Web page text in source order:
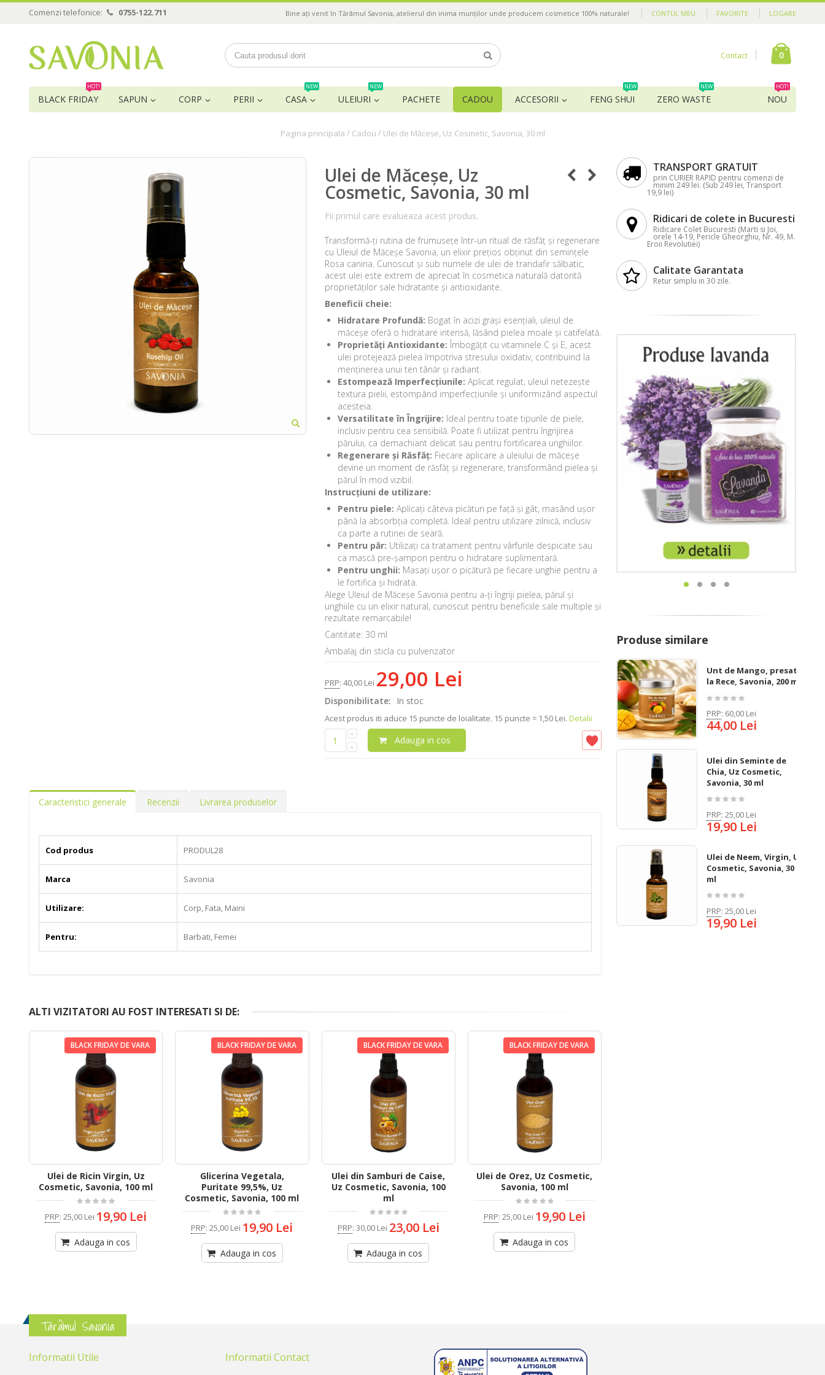
Comenzi telefonice: 0755-122.711 CONTUL MEU FAVORITE LOGARE
Bine ați venit în Tărâmul Savonia, atelierul din inima munților unde producem cosmetice 100% naturale!
Contact 0
BLACK FRIDAY
HOT!
SAPUN CORP PERII CASA
NEW
ULEIURI
NEW
PACHETE CADOU ACCESORII FENG SHUI
NEW
ZERO WASTE
NEW
NOU
HOT!
Pagina principala / Cadou / Ulei de Măceșe, Uz Cosmetic, Savonia, 30 ml
Ulei de Măceșe, Uz
Cosmetic, Savonia, 30 ml
Fii primul care evalueaza acest produs.
Transformă-ți rutina de frumusețe într-un ritual de răsfăț și regenerare
cu Uleiul de Măceșe Savonia, un elixir prețios obținut din semințele
Rosa canina. Cunoscut și sub numele de ulei de trandafir sălbatic,
acest ulei este extrem de apreciat în cosmetica naturală datorită
proprietăților sale hidratante și antioxidante.
Beneficii cheie:
Hidratare Profundă: Bogat în acizi grași esențiali, uleiul de
măceșe oferă o hidratare intensă, lăsând pielea moale și catifelată.
Proprietăți Antioxidante: Îmbogățit cu vitaminele C și E, acest
ulei protejează pielea împotriva stresului oxidativ, contribuind la
menținerea unui ten tânăr și radiant.
Estompează Imperfecțiunile: Aplicat regulat, uleiul netezește
textura pielii, estompând imperfecțiunile și uniformizând aspectul
acesteia.
Versatilitate în Îngrijire: Ideal pentru toate tipurile de piele,
inclusiv pentru cea sensibilă. Poate fi utilizat pentru îngrijirea
părului, ca demachiant delicat sau pentru fortificarea unghiilor.
Regenerare și Răsfăț: Fiecare aplicare a uleiului de măceșe
devine un moment de răsfăț și regenerare, transformând pielea și
părul în mod vizibil.
Instrucțiuni de utilizare:
Pentru piele: Aplicați câteva picături pe față și gât, masând ușor
până la absorbția completă. Ideal pentru utilizare zilnică, inclusiv
ca parte a rutinei de seară.
Pentru păr: Utilizați ca tratament pentru vârfurile despicate sau
ca mască pre-șampon pentru o hidratare suplimentară.
Pentru unghii: Masați ușor o picătură pe fiecare unghie pentru a
le fortifica și hidrata.
Alege Uleiul de Măceșe Savonia pentru a-ți îngriji pielea, părul și
unghiile cu un elixir natural, cunoscut pentru beneficiile sale multiple și
rezultate remarcabile!
Cantitate: 30 ml
Ambalaj din sticla cu pulverizator
PRP: 40,00 Lei 29,00 Lei
Disponibilitate: In stoc
Acest produs iti aduce 15 puncte de loialitate. 15 puncte = 1,50 Lei. Detalii
Adauga in cos
Caracteristici generale Recenzii Livrarea produselor
Cod produs PRODUL28
Marca Savonia
Utilizare: Corp, Fata, Maini
Pentru: Barbati, Femei
ALTI VIZITATORI AU FOST INTERESATI SI DE:
BLACK FRIDAY DE VARA
Ulei de Ricin Virgin, Uz
Cosmetic, Savonia, 100 ml
PRP:25,00 Lei 19,90 Lei
Adauga in cos
BLACK FRIDAY DE VARA
Glicerina Vegetala,
Puritate 99,5%, Uz
Cosmetic, Savonia, 100 ml
PRP:25,00 Lei 19,90 Lei
Adauga in cos
BLACK FRIDAY DE VARA
Ulei din Samburi de Caise,
Uz Cosmetic, Savonia, 100
ml
PRP: 30,00 Lei 23,00 Lei
Adauga in cos
BLACK FRIDAY DE VARA
Ulei de Orez, Uz Cosmetic,
Savonia, 100 ml
PRP: 25,00 Lei 19,90 Lei
Adauga in cos
TRANSPORT GRATUIT
prin CURIER RAPID pentru comenzi de
minim 249 lei. (Sub 249 lei, Transport
19,9 lei)
Ridicari de colete in Bucuresti
Ridicare Colet Bucuresti (Marti si Joi,
orele 14-19, Pericle Gheorghiu, Nr. 49, M.
Eroii Revolutiei)
Calitate Garantata
Retur simplu in 30 zile.
Produse similare
Unt de Mango, presat
la Rece, Savonia, 200 ml
PRP: 60,00 Lei
44,00 Lei
Ulei din Seminte de
Chia, Uz Cosmetic,
Savonia, 30 ml
PRP: 25,00 Lei
19,90 Lei
Ulei de Neem, Virgin, Uz
Cosmetic, Savonia, 30
ml
PRP: 25,00 Lei
19,90 Lei
Tărâmul Savonia
Informatii Utile Informatii Contact